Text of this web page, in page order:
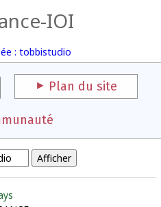
IOI
: tobbistudio
Plan du site